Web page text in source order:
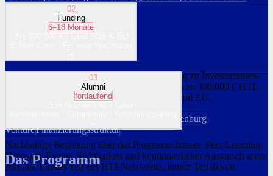
02
Funding
6–18 Monate
Vorbereitung auf Finanzierungsrunden, Zugang zu Investor:innen-
Netzwerken (u. a. Oldenburg Venture) und bis zu 300.000 € HTI-
Projektförderung durch Land Niedersachsen und EU.
Oldenburg
VentureFinanzierungsstruktur
03
Alumni
fortlaufend
Nachhaltige Begleitung über das Programm hinaus: Peer-Learning,
Netzwerk-Events, Sichtbarkeit und kontinuierlicher Austausch unter
Alumni. Einmal Teil des HTI-Netzwerks, immer Teil davon.
Das Programm